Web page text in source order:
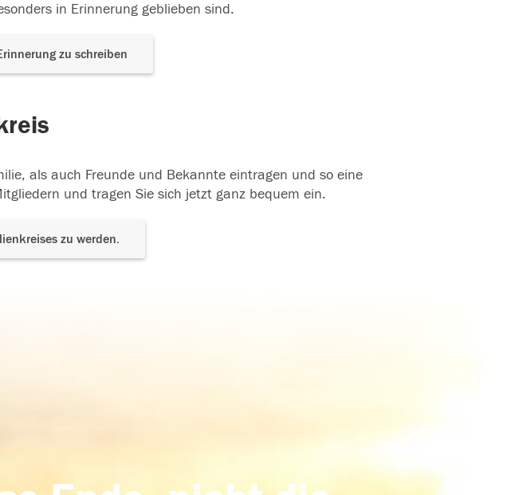
in Erinnerung geblieben sind.
zu schreiben
als auch Freunde und Bekannte eintragen und so eine
und tragen Sie sich jetzt ganz bequem ein.
zu werden.